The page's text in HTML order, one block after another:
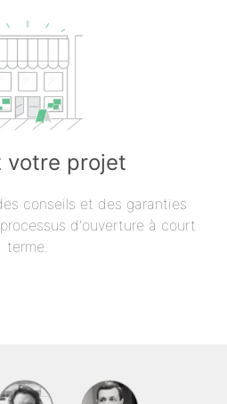
votre projet
conseils et des garanties
d'ouverture à court
terme.